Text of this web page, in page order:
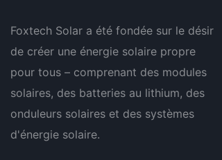
Foxtech Solar a été fondée sur le désir
de créer une énergie solaire propre
pour tous – comprenant des modules
solaires, des batteries au lithium, des
onduleurs solaires et des systèmes
d'énergie solaire.